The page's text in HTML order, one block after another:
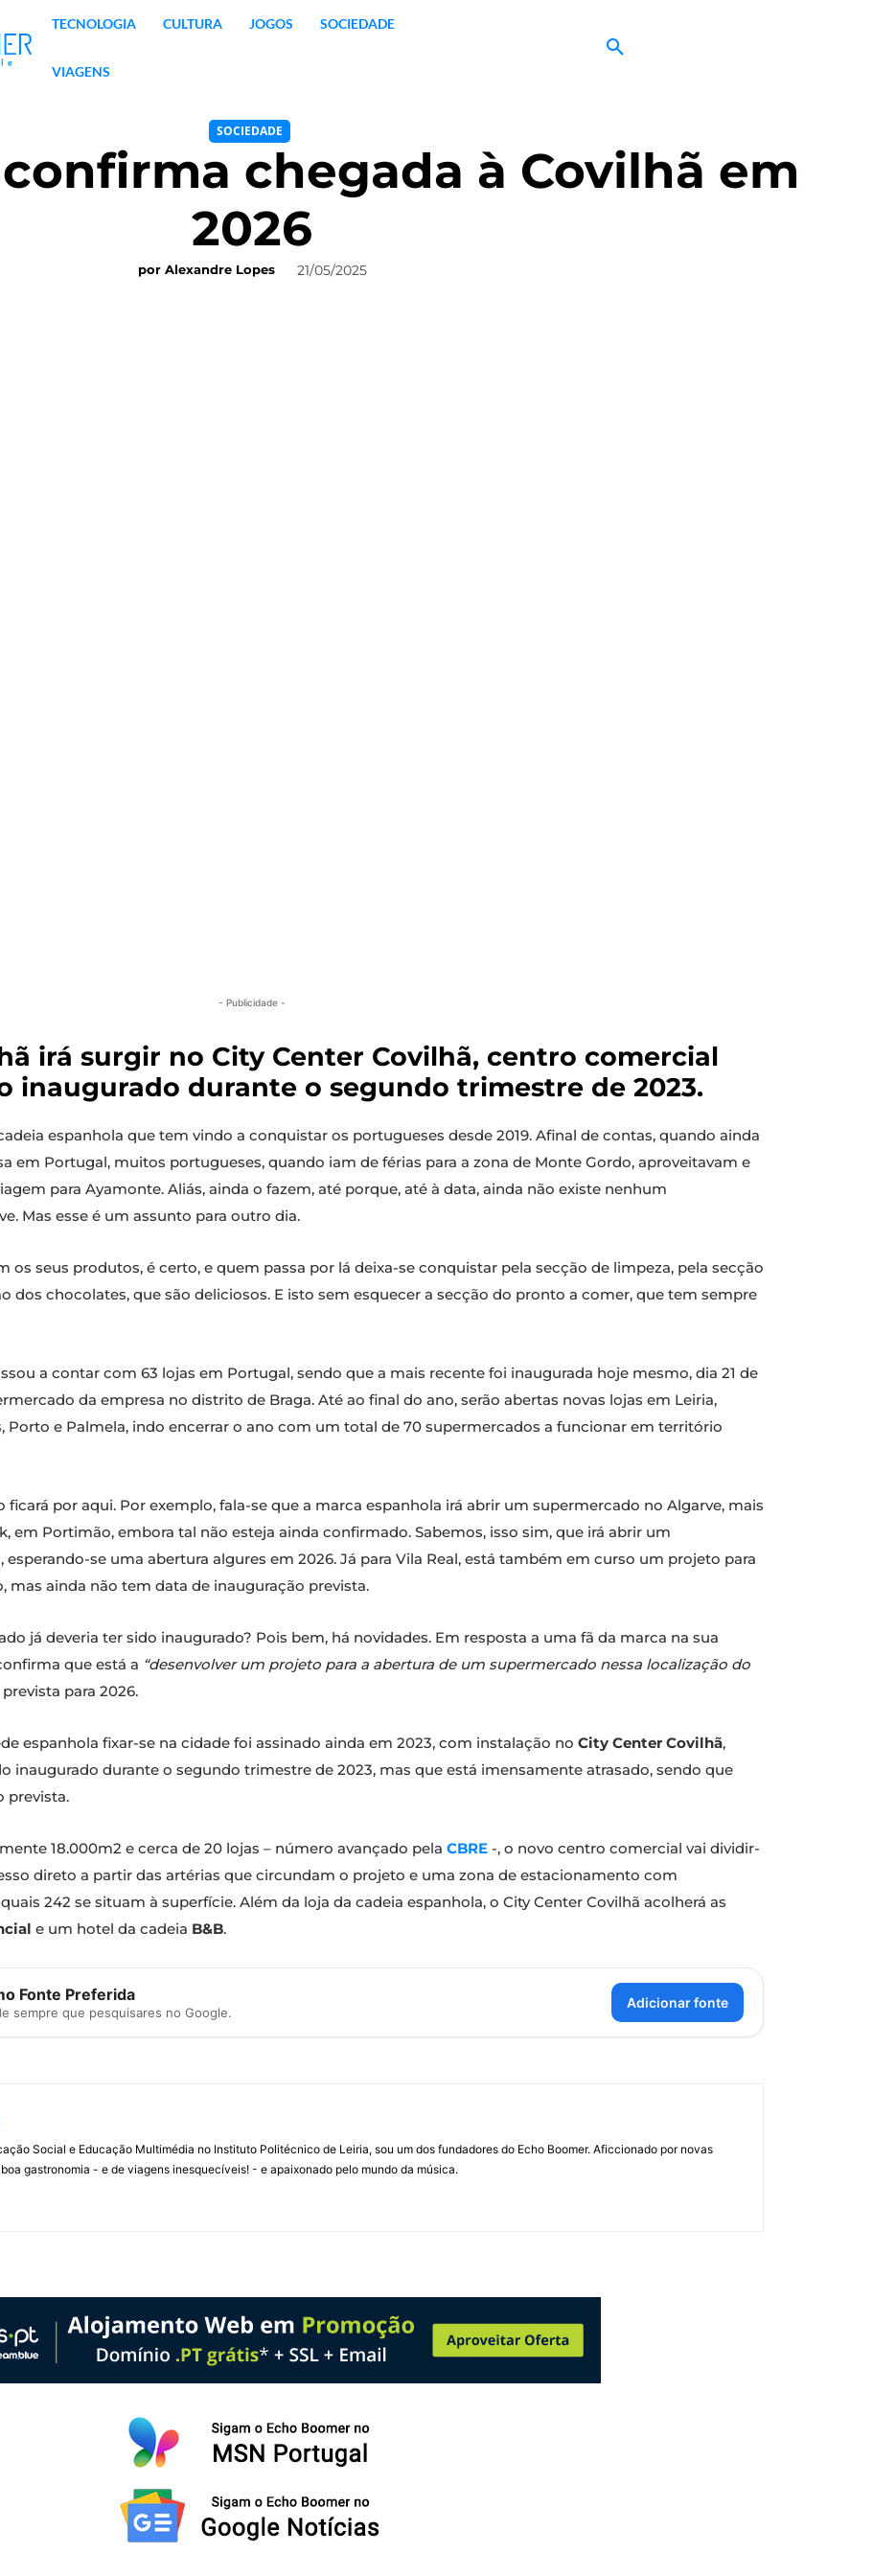
TECNOLOGIA CULTURA JOGOS SOCIEDADE
VIAGENS
SOCIEDADE
chegada à Covilhã em
2026
por Alexandre Lopes 21/05/2025
- Publicidade -
irá surgir no City Center Covilhã, centro comercial
inaugurado durante o segundo trimestre de 2023.
espanhola que tem vindo a conquistar os portugueses desde 2019. Afinal de contas, quando ainda
em Portugal, muitos portugueses, quando iam de férias para a zona de Monte Gordo, aproveitavam e
para Ayamonte. Aliás, ainda o fazem, até porque, até à data, ainda não existe nenhum
Mas esse é um assunto para outro dia.
os seus produtos, é certo, e quem passa por lá deixa-se conquistar pela secção de limpeza, pela secção
dos chocolates, que são deliciosos. E isto sem esquecer a secção do pronto a comer, que tem sempre
a contar com 63 lojas em Portugal, sendo que a mais recente foi inaugurada hoje mesmo, dia 21 de
da empresa no distrito de Braga. Até ao final do ano, serão abertas novas lojas em Leiria,
Porto e Palmela, indo encerrar o ano com um total de 70 supermercados a funcionar em território
ficará por aqui. Por exemplo, fala-se que a marca espanhola irá abrir um supermercado no Algarve, mais
em Portimão, embora tal não esteja ainda confirmado. Sabemos, isso sim, que irá abrir um
se uma abertura algures em 2026. Já para Vila Real, está também em curso um projeto para
mas ainda não tem data de inauguração prevista.
já deveria ter sido inaugurado? Pois bem, há novidades. Em resposta a uma fã da marca na sua
que está a “desenvolver um projeto para a abertura de um supermercado nessa localização do
para 2026.
espanhola fixar-se na cidade foi assinado ainda em 2023, com instalação no City Center Covilhã,
inaugurado durante o segundo trimestre de 2023, mas que está imensamente atrasado, sendo que
prevista.
18.000m2 e cerca de 20 lojas – número avançado pela CBRE -, o novo centro comercial vai dividir-
direto a partir das artérias que circundam o projeto e uma zona de estacionamento com
242 se situam à superfície. Além da loja da cadeia espanhola, o City Center Covilhã acolherá as
e um hotel da cadeia B&B.
Fonte Preferida
sempre que pesquisares no Google.
Adicionar fonte
Social e Educação Multimédia no Instituto Politécnico de Leiria, sou um dos fundadores do Echo Boomer. Aficcionado por novas
gastronomia - e de viagens inesquecíveis! - e apaixonado pelo mundo da música.